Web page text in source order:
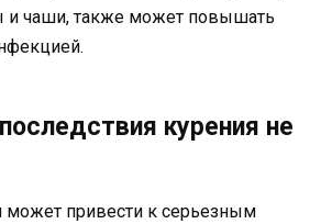
и чаши, также может повышать
курения не
может привести к серьезным